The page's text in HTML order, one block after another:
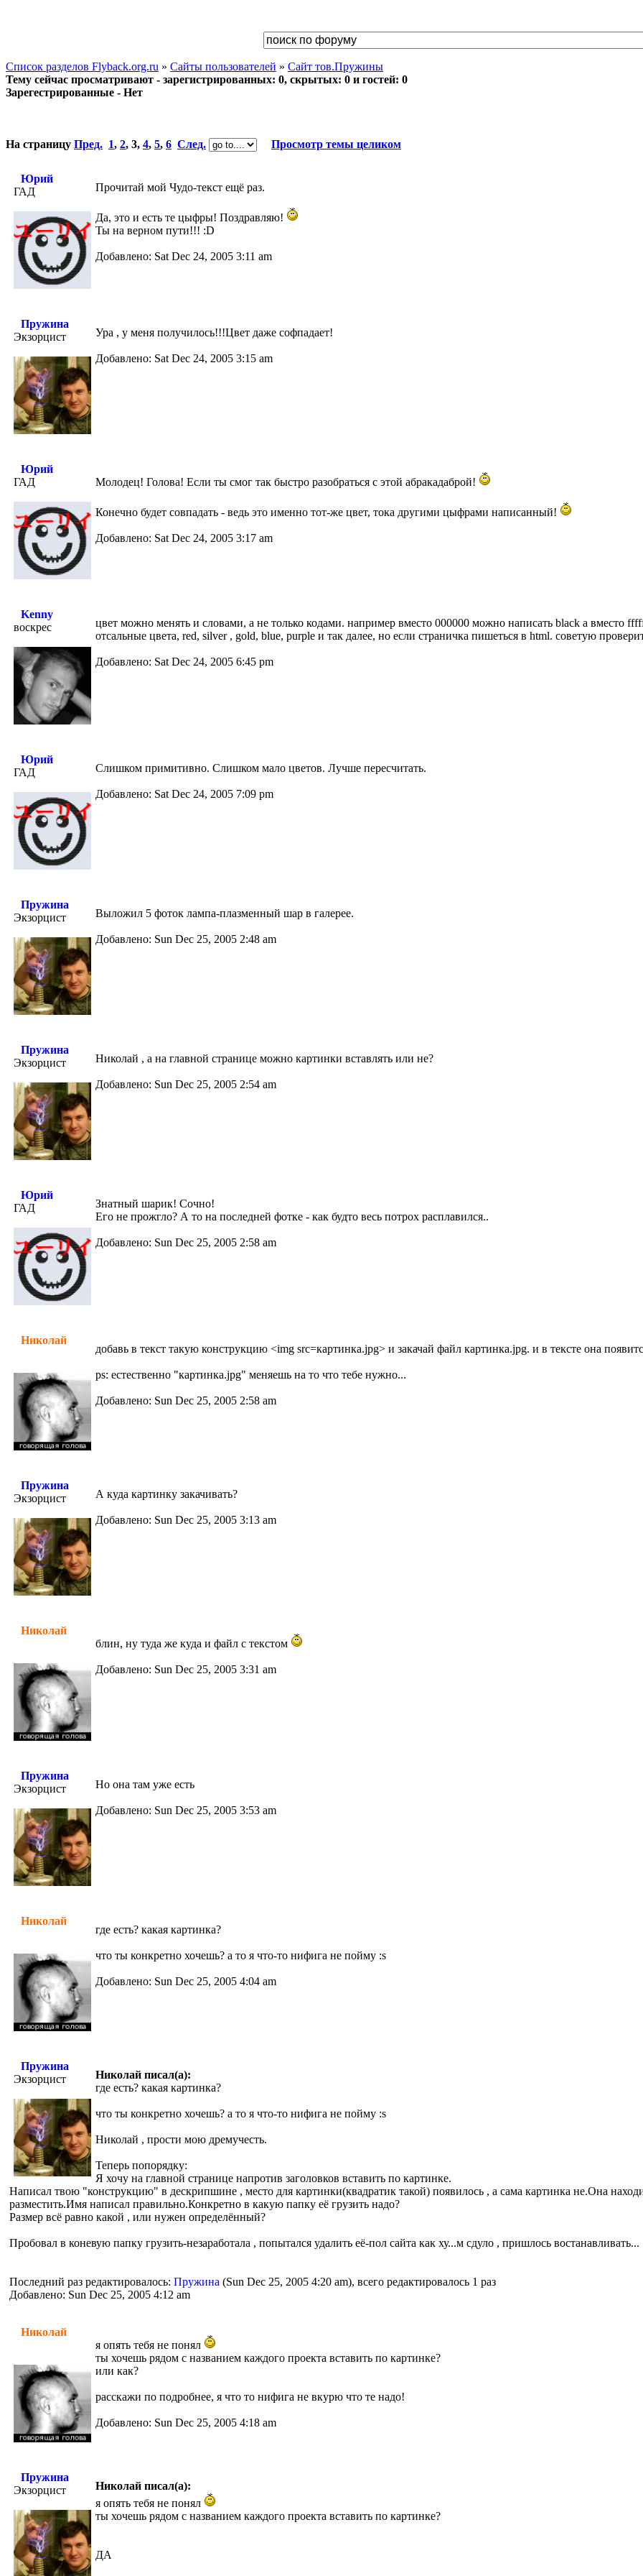
Список разделов Flyback.org.ru » Сайты пользователей » Сайт тов.Пружины
Тему сейчас просматривают - зарегистрированных: 0, скрытых: 0 и гостей: 0
Зарегестрированные - Нет
На страницу Пред. 1, 2, 3, 4, 5, 6 След. Просмотр темы целиком
Юрий
ГАД
Прочитай мой Чудо-текст ещё раз.
Да, это и есть те цыфры! Поздравляю!
Ты на верном пути!!! :D
Добавлено: Sat Dec 24, 2005 3:11 am
Пружина
Экзорцист
Ура , у меня получилось!!!Цвет даже софпадает!
Добавлено: Sat Dec 24, 2005 3:15 am
Юрий
ГАД
Молодец! Голова! Если ты смог так быстро разобраться с этой абракадаброй!
Конечно будет совпадать - ведь это именно тот-же цвет, тока другими цыфрами написанный!
Добавлено: Sat Dec 24, 2005 3:17 am
Kenny
воскрес
цвет можно менять и словами, а не только кодами. например вместо 000000 можно написать black а вместо
отсальные цвета, red, silver , gold, blue, purple и так далее, но если страничка пишеться в html. советую
Добавлено: Sat Dec 24, 2005 6:45 pm
Юрий
ГАД
Слишком примитивно. Слишком мало цветов. Лучше пересчитать.
Добавлено: Sat Dec 24, 2005 7:09 pm
Пружина
Экзорцист
Выложил 5 фоток лампа-плазменный шар в галерее.
Добавлено: Sun Dec 25, 2005 2:48 am
Пружина
Экзорцист
Николай , а на главной странице можно картинки вставлять или не?
Добавлено: Sun Dec 25, 2005 2:54 am
Юрий
ГАД
Знатный шарик! Сочно!
Его не прожгло? А то на последней фотке - как будто весь потрох расплавился..
Добавлено: Sun Dec 25, 2005 2:58 am
Николай
добавь в текст такую конструкцию <img src=картинка.jpg> и закачай файл картинка.jpg. и в тексте она
ps: естественно "картинка.jpg" меняешь на то что тебе нужно...
Добавлено: Sun Dec 25, 2005 2:58 am
Пружина
Экзорцист
А куда картинку закачивать?
Добавлено: Sun Dec 25, 2005 3:13 am
Николай
блин, ну туда же куда и файл с текстом
Добавлено: Sun Dec 25, 2005 3:31 am
Пружина
Экзорцист
Но она там уже есть
Добавлено: Sun Dec 25, 2005 3:53 am
Николай
где есть? какая картинка?
что ты конкретно хочешь? а то я что-то нифига не пойму :s
Добавлено: Sun Dec 25, 2005 4:04 am
Пружина
Экзорцист
Николай писал(а):
где есть? какая картинка?
что ты конкретно хочешь? а то я что-то нифига не пойму :s
Николай , прости мою дремучесть.
Теперь попорядку:
Я хочу на главной странице напротив заголовков вставить по картинке.
Написал твою "конструкцию" в дескрипшине , место для картинки(квадратик такой) появилось , а сама картинка не.Она
разместить.Имя написал правильно.Конкретно в какую папку её грузить надо?
Размер всё равно какой , или нужен определённый?
Пробовал в коневую папку грузить-незаработала , попытался удалить её-пол сайта как ху...м сдуло , пришлось востанавливать...
Последний раз редактировалось: Пружина (Sun Dec 25, 2005 4:20 am), всего редактировалось 1 раз
Добавлено: Sun Dec 25, 2005 4:12 am
Николай
я опять тебя не понял
ты хочешь рядом с названием каждого проекта вставить по картинке?
или как?
расскажи по подробнее, я что то нифига не вкурю что те надо!
Добавлено: Sun Dec 25, 2005 4:18 am
Пружина
Экзорцист
Николай писал(а):
я опять тебя не понял
ты хочешь рядом с названием каждого проекта вставить по картинке?
ДА